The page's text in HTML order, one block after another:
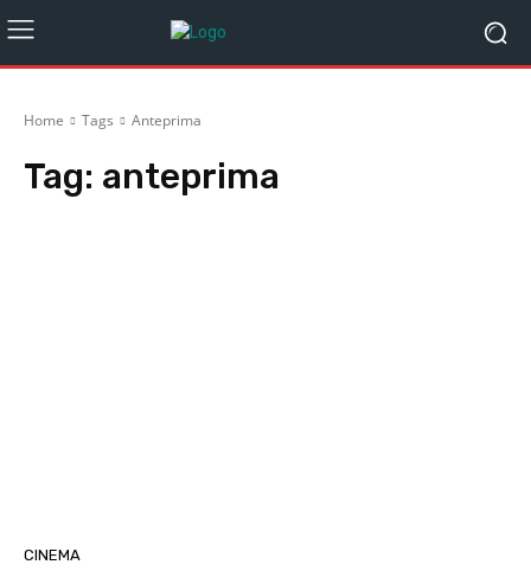
Home Tags Anteprima
Tag: anteprima
CINEMA